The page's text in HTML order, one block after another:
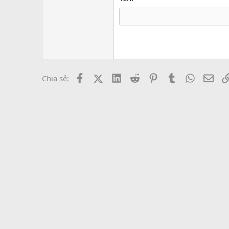
22
Tahoma
Times New Roman
Chia sẻ: FacebookX (Twitter)
LinkedIn
Reddit PinterestTumblr